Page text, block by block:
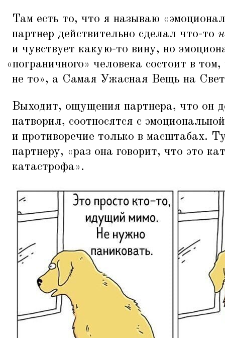
Там есть то, что я называю «
партнер действительно сделал что-то
и чувствует какую-то вину, но
«пограничного» человека состоит в
не то», а Самая Ужасная Вещь на
Выходит, ощущения партнера, что он
натворил, соотносятся с
и противоречие только в масштабах.
партнеру, «раз она говорит, что это
катастрофа».